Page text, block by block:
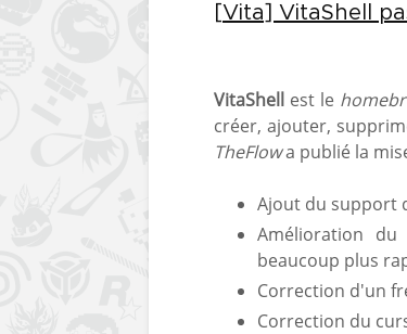
[Vita] VitaShell
VitaShell est le
créer, ajouter,
TheFlowa publié la
Ajout du support
Amélioration du
beaucoup plus
Correction d'un
Correction du